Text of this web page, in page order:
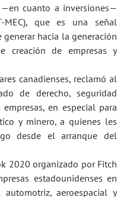
cuanto a inversiones—
que es una señal
hacia la generación
creación de empresas y
canadienses, reclamó al
de derecho, seguridad
en especial para
y minero, a quienes les
desde el arranque del
2020 organizado por Fitch
estadounidenses en
aeroespacial y